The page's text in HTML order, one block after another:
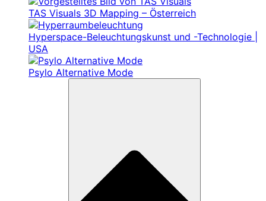
TAS Visuals 3D Mapping – Österreich
Hyperspace-Beleuchtungskunst und -Technologie |
USA
Psylo Alternative Mode